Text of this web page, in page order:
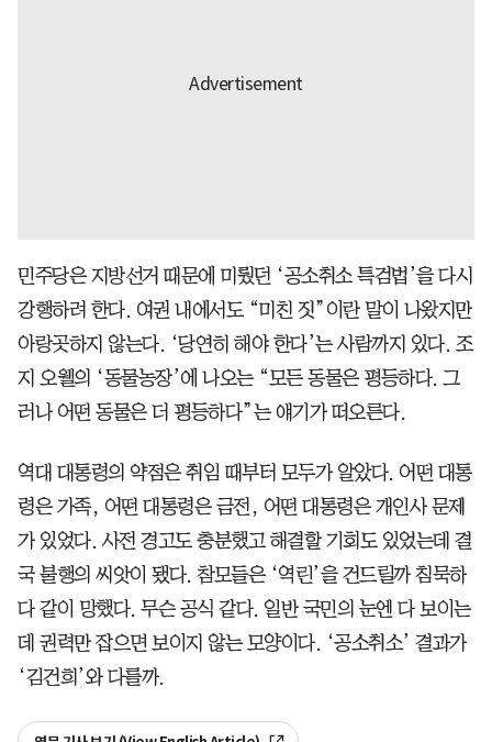
민주당은 지방선거 때문에 미뤘던 ‘공소취소 특검법’을 다시
강행하려 한다. 여권 내에서도 “미친 짓”이란 말이 나왔지만
아랑곳하지 않는다. ‘당연히 해야 한다’는 사람까지 있다. 조
지 오웰의 ‘동물농장’에 나오는 “모든 동물은 평등하다. 그
러나 어떤 동물은 더 평등하다”는 얘기가 떠오른다.
역대 대통령의 약점은 취임 때부터 모두가 알았다. 어떤 대통
령은 가족, 어떤 대통령은 금전, 어떤 대통령은 개인사 문제
가 있었다. 사전 경고도 충분했고 해결할 기회도 있었는데 결
국 불행의 씨앗이 됐다. 참모들은 ‘역린’을 건드릴까 침묵하
다 같이 망했다. 무슨 공식 같다. 일반 국민의 눈엔 다 보이는
데 권력만 잡으면 보이지 않는 모양이다. ‘공소취소’ 결과가
‘김건희’와 다를까.